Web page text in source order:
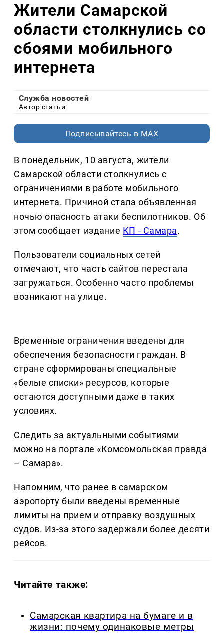
Жители Самарской
области столкнулись со
сбоями мобильного
интернета
Служба новостей
Автор статьи
Подписывайтесь в MAX
В понедельник, 10 августа, жители
Самарской области столкнулись с
ограничениями в работе мобильного
интернета. Причиной стала объявленная
ночью опасность атаки беспилотников. Об
этом сообщает издание КП - Самара.
Пользователи социальных сетей
отмечают, что часть сайтов перестала
загружаться. Особенно часто проблемы
возникают на улице.
Временные ограничения введены для
обеспечения безопасности граждан. В
стране сформированы специальные
«белые списки» ресурсов, которые
остаются доступными даже в таких
условиях.
Следить за актуальными событиями
можно на портале «Комсомольская правда
– Самара».
Напомним, что ранее в самарском
аэропорту были введены временные
лимиты на прием и отправку воздушных
судов. Из-за этого задержали более десяти
рейсов.
Читайте также:
Самарская квартира на бумаге и в
жизни: почему одинаковые метры